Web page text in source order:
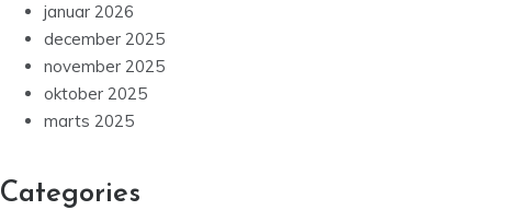
januar 2026
december 2025
november 2025
oktober 2025
marts 2025
Categories